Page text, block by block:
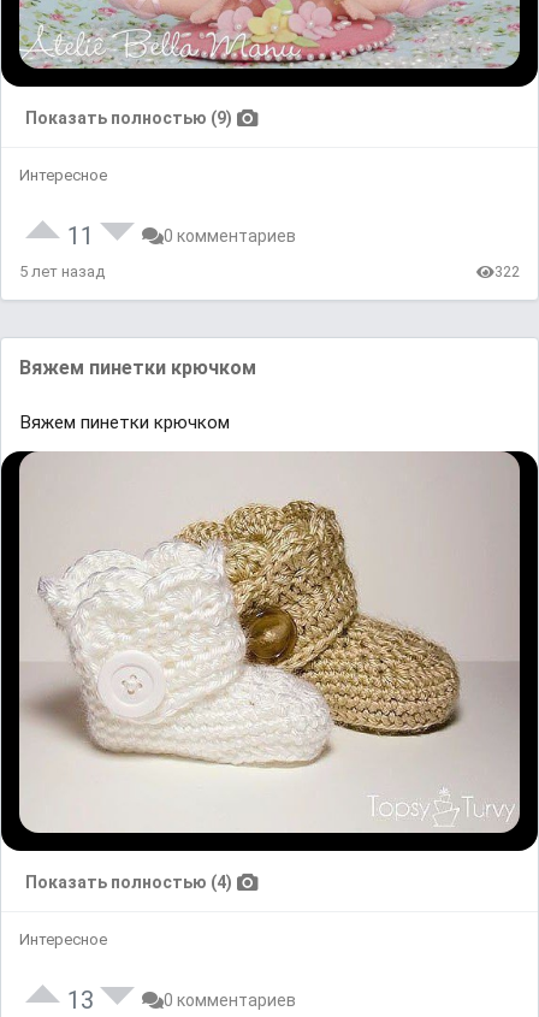
Показать полностью (9)
Интересное
11 0 комментариев
5 лет назад 322
Вяжем пинетки крючком
Вяжем пинетки крючком
Показать полностью (4)
Интересное
13 0 комментариев